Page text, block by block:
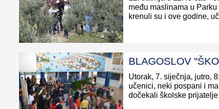
među maslinama u
krenuli su i ove godine,
BLAGOSLOV
Utorak, 7. siječnja, jutro,
učenici, neki pospani i
dočekali školske prijatelje